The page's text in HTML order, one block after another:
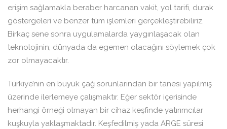
erişim sağlamakla beraber harcanan vakit, yol tarifi, durak
göstergeleri ve benzer tüm işlemleri gerçekleştirebiliriz.
Birkaç sene sonra uygulamalarda yaygınlaşacak olan
teknolojinin; dünyada da egemen olacağını söylemek çok
zor olmayacaktır.
Türkiye’nin en büyük çağ sorunlarından bir tanesi yapılmış
üzerinde ilerlemeye çalışmaktır. Eğer sektör içerisinde
herhangi örneği olmayan bir cihaz keşfinde yatırımcılar
kuşkuyla yaklaşmaktadır. Keşfedilmiş yada ARGE süresi